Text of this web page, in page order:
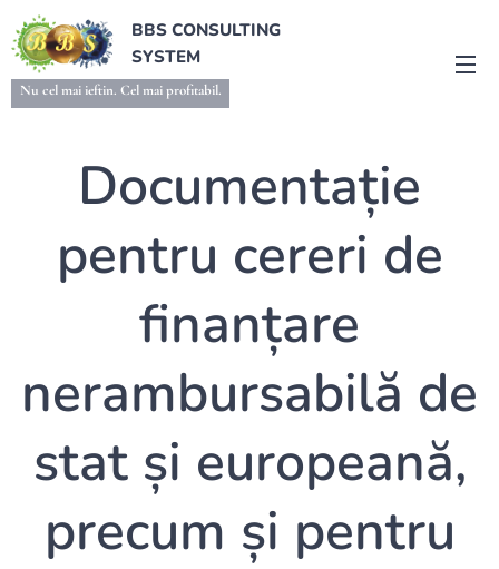
BBS CONSULTING
SYSTEM
Nu cel mai ieftin. Cel mai profitabil.
Documentație
pentru cereri de
finanțare
nerambursabilă de
stat și europeană,
precum și pentru